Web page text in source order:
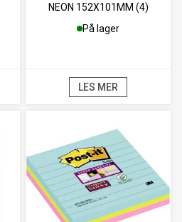
NEON 152X101MM (4)
På lager
LES MER